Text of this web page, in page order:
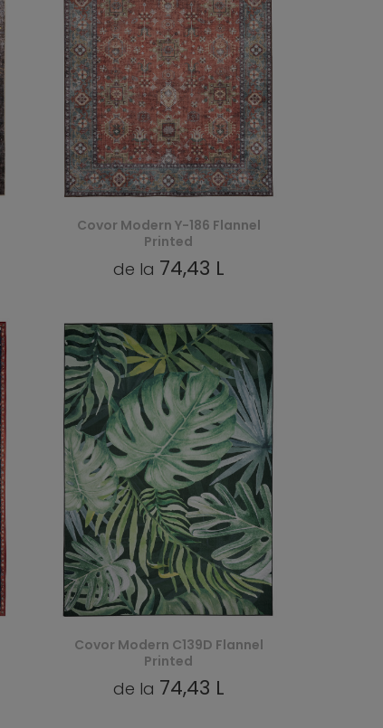
Covor Modern Y-186 Flannel
Printed
de la 74,43 L
Covor Modern C139D Flannel
Printed
de la 74,43 L